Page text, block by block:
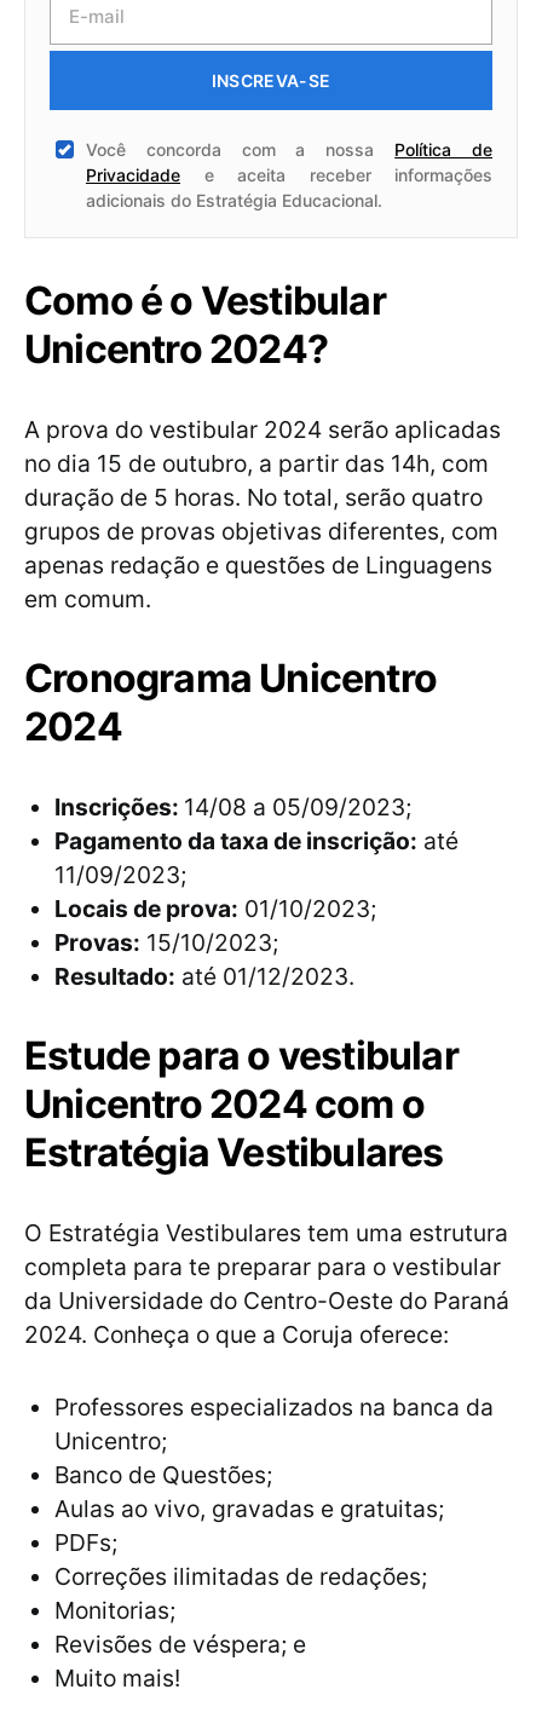
INSCREVA-SE
Você concorda com a nossa Política de
Privacidade e aceita receber informações
adicionais do Estratégia Educacional.
Como é o Vestibular
Unicentro 2024?
A prova do vestibular 2024 serão aplicadas
no dia 15 de outubro, a partir das 14h, com
duração de 5 horas. No total, serão quatro
grupos de provas objetivas diferentes, com
apenas redação e questões de Linguagens
em comum.
Cronograma Unicentro
2024
Inscrições: 14/08 a 05/09/2023;
Pagamento da taxa de inscrição: até
11/09/2023;
Locais de prova: 01/10/2023;
Provas: 15/10/2023;
Resultado: até 01/12/2023.
Estude para o vestibular
Unicentro 2024 com o
Estratégia Vestibulares
O Estratégia Vestibulares tem uma estrutura
completa para te preparar para o vestibular
da Universidade do Centro-Oeste do Paraná
2024. Conheça o que a Coruja oferece:
Professores especializados na banca da
Unicentro;
Banco de Questões;
Aulas ao vivo, gravadas e gratuitas;
PDFs;
Correções ilimitadas de redações;
Monitorias;
Revisões de véspera; e
Muito mais!